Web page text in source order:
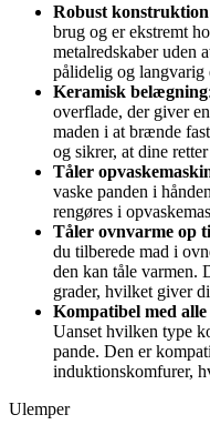
Robust konstruktion
brug og er ekstremt
metalredskaber uden
pålidelig og langvarig
Keramisk belægning
overflade, der giver
maden i at brænde
og sikrer, at dine
Tåler
vaske panden i
rengøres i
Tåler ovnvarme op
du tilberede mad i
den kan tåle varmen.
grader, hvilket giver
Kompatibel med
Uanset hvilken type
pande. Den er
induktionskomfurer,
Ulemper